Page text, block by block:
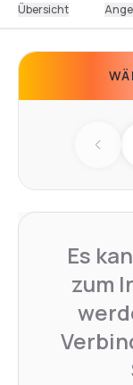
Übersicht
Es
zum